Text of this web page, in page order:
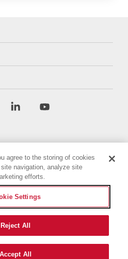
Informativa sulla privacy
accessibilità
Impronta
dei cookie
LLC. All rights reserved.
Linkedin
agree to the storing of cookies
navigation, analyze site
efforts.
Settings
Reject All
Accept All